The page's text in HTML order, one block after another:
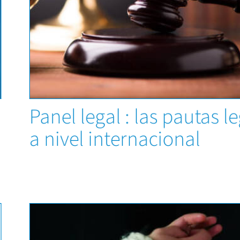
Capacitaciones
Panel legal : las pautas
a nivel internacional